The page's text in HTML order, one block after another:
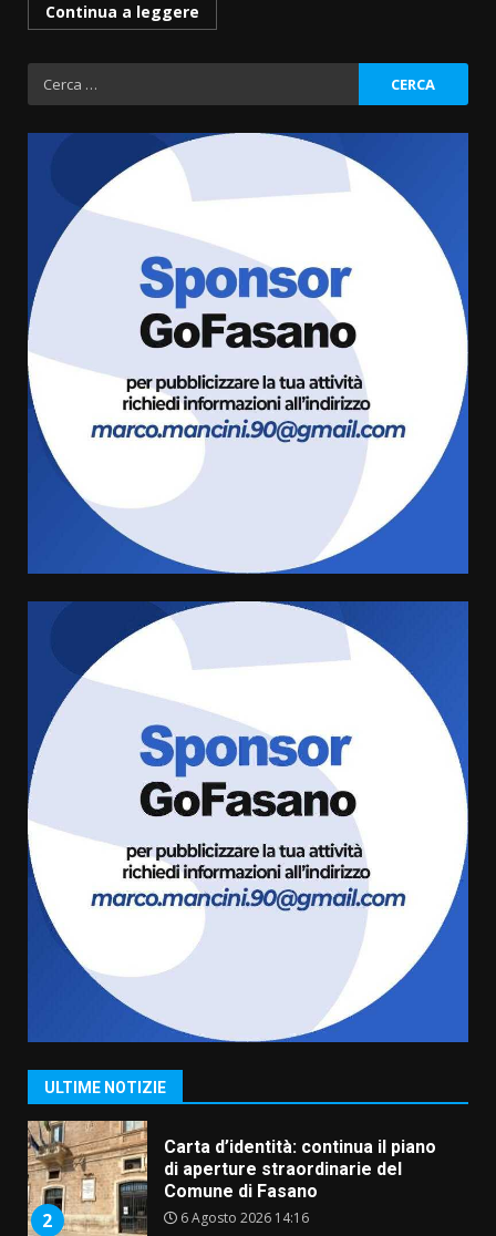
Continua a leggere
Ricerca
per:
ULTIME NOTIZIE
Grazia Neglia, coordinatrice
cittadina di Fratelli d’Italia,
pronta a tornare in Consiglio
comunale
6 Agosto 2026 08:00
4
Cura dei beni comuni e
cittadinanza attiva: online
l’avviso per la gestione
condivisa della Villetta di
Laureto
6 Agosto 2026 06:20
5
La magia del Minareto e la prima
assoluta de “L’Albergo
Belvedere. Il rapimento”
6 Agosto 2026 06:15
6
Serie D, l’Us Fasano è escluso
dal campionato
5 Agosto 2026 17:30
Truffatori in azione nelle
frazioni fasanesi
5 Agosto 2026 11:03
Fasanese ferito a colpi di arma
2
Carta d’identità: continua il piano
di aperture straordinarie del
6 Agosto 2026 14:16
Grazia Neglia, coordinatrice